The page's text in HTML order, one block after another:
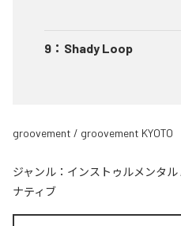
9 ： Shady Loop
groovement / groovement KYOTO
ジャンル： インストゥルメンタル
ナティブ